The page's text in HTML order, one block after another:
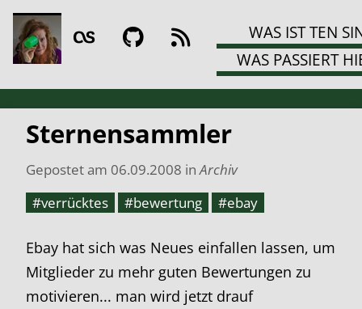
WAS IST TEN
WAS PASSIERT
Sternensammler
Gepostet am 06.09.2008 inArchiv
#verrücktes
#bewertung #ebay
Ebay hat sich was Neues einfallen lassen, um
Mitglieder zu mehr guten Bewertungen zu
motivieren... man wird jetzt drauf